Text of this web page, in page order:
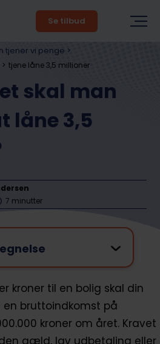
Se tilbud
tjener vi penge >
tjene låne 3,5 millioner
skal man
låne 3,5
7 minutter
kroner til en bolig skal din
bruttoindkomst på
kroner om året. Kravet
gæld, lav udbetaling eller